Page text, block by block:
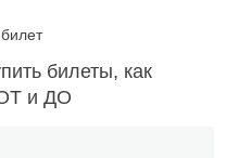
билеты, как
и ДО